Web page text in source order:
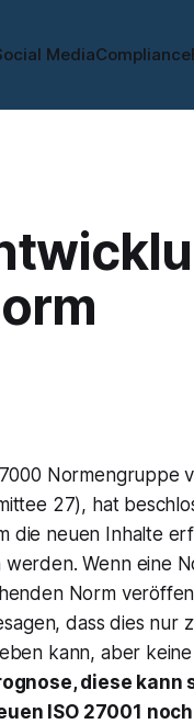
MediaCompliance
Normengruppe
27), hat
die neuen Inhalte
Wenn eine
Norm
dass dies nur
kann, aber
diese
ISO 27001